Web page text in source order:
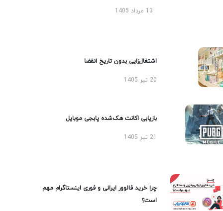
13 مرداد 1405
اشتغال‌زایی بدون تاریخ انقضا
20 تیر 1405
بازیابی اکانت هک‌شده پابجی موبایل
چرا خرید فالوور ایرانی و فوری اینستاگرام مهم
است؟